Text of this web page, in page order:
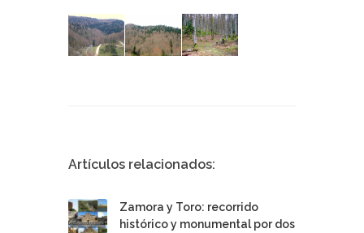
Artículos relacionados:
Zamora y Toro: recorrido
histórico y monumental por dos